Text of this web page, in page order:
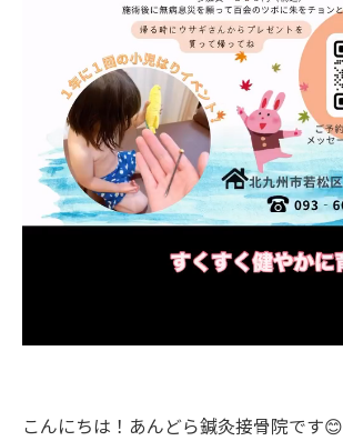
こんにちは！あんどら鍼灸接骨院です😊